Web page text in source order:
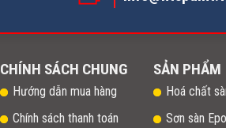
CHÍNH SÁCH CHUNG
Hướng dẫn mua hàng
Chính sách thanh toán
SẢN PHẨM
Hoá chất
Sơn sàn